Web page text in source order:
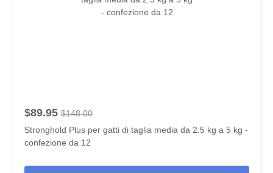
$89.95 $148.00
Stronghold Plus per gatti di taglia media da 2.5 kg a 5 kg -
confezione da 12